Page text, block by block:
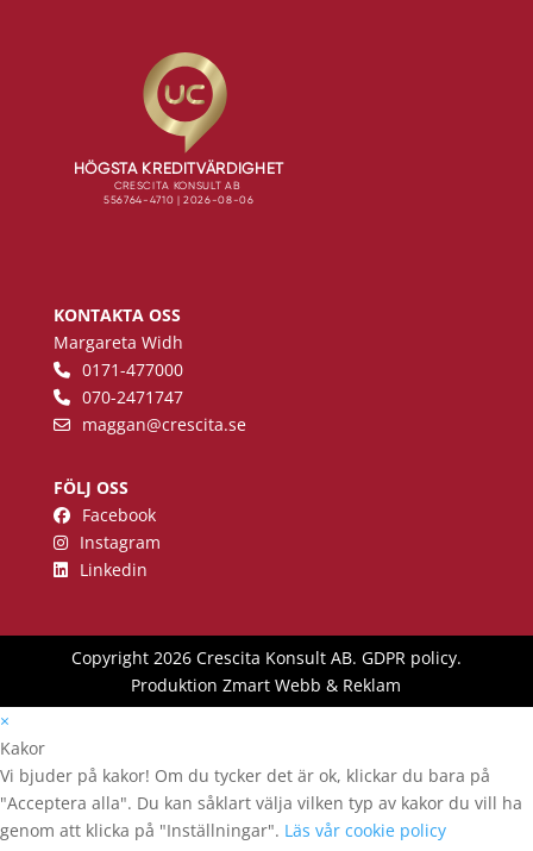
KONTAKTA OSS
Margareta Widh
0171-477000
070-2471747
maggan@crescita.se
FÖLJ OSS
Facebook
Instagram
Linkedin
Copyright 2026 Crescita Konsult AB. GDPR policy.
ProduktionZmart Webb & Reklam
×
Kakor
Vi bjuder på kakor! Om du tycker det är ok, klickar du bara på
"Acceptera alla". Du kan såklart välja vilken typ av kakor du vill ha
genom att klicka på "Inställningar". Läs vår cookie policy